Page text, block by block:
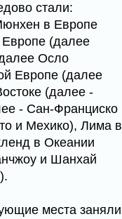
стали:
в Европе
(далее
Осло
Европе (далее
(далее -
- Сан-Франциско
и Мехико), Лима в
в Океании
и Шанхай
места заняли